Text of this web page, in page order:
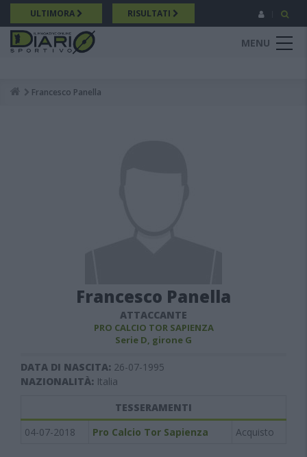
Salta
al
contenuto
principale
ULTIMORA RISULTATI
MENU
Breadcrumb
Francesco Panella
Francesco Panella
ATTACCANTE
PRO CALCIO TOR SAPIENZA
Serie D, girone G
DATA DI NASCITA: 26-07-1995
NAZIONALITÀ: Italia
TESSERAMENTI
04-07-2018
Pro Calcio Tor Sapienza Acquisto